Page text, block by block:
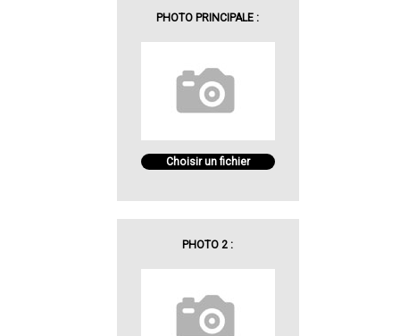
PHOTO PRINCIPALE :
Choisir un fichier
PHOTO 2 :